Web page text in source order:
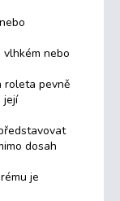
nebo
roleta pevně
její
dosah
je